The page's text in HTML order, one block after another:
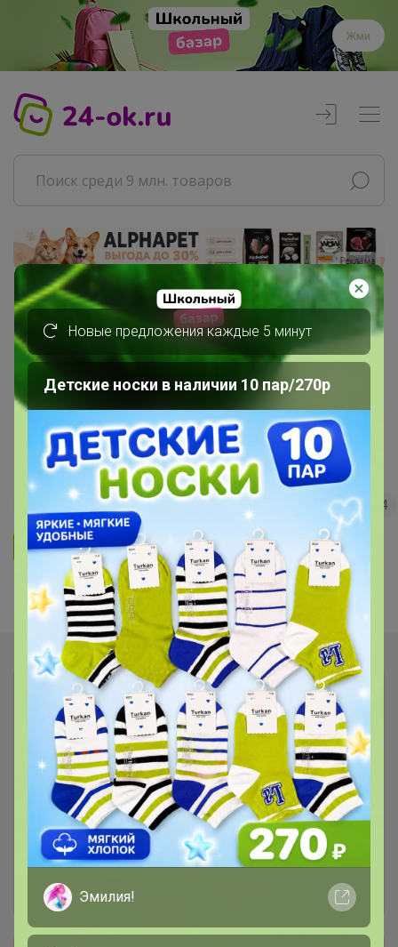
Жми
Реклама
Главная
Совместные покупки
АРХИВ СП
Продукты
Морепродукты и не только с
быстрой доставкой!
5.0 35.7K 3.7K 4
Ответить
Показаны записи1-3из3.
Новые предложения каждые 5 минут
Детские носки в наличии 10 пар/270р
Эмилия!